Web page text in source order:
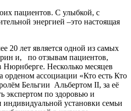
пациентов. С улыбкой, с
энергией –это настоящая
20 лет является одной из самых
и, по отзывам пациентов,
Нюрнберге. Несколько месяцев
орденом ассоциации «Кто есть Кто
Бельгии Альбертом II, за её
экспертом по здоровью и
установки семьи